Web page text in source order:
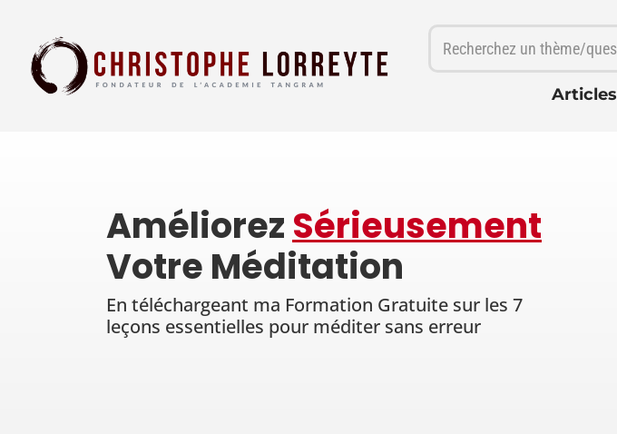
Articles
Améliorez Sérieusement
Votre Méditation
En téléchargeant ma Formation Gratuite sur les 7
leçons essentielles pour méditer sans erreur